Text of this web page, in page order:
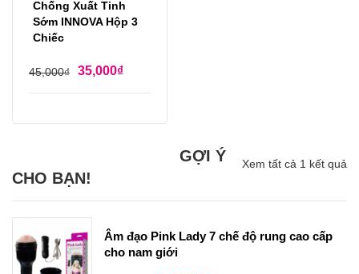
Chống Xuất Tinh
Sớm INNOVA Hộp 3
Chiếc
45,000₫ 35,000₫
Xem tất cả 1 kết quả
GỢI Ý
CHO BẠN!
Âm đạo Pink Lady 7 chế độ rung cao cấp
cho nam giới